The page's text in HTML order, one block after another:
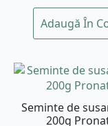
Adaugă În
Seminte de
200g